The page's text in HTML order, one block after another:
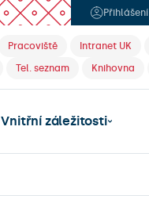
Přihlášení
Pracoviště Intranet UK
Tel. seznam Knihovna
Vnitřní záležitosti